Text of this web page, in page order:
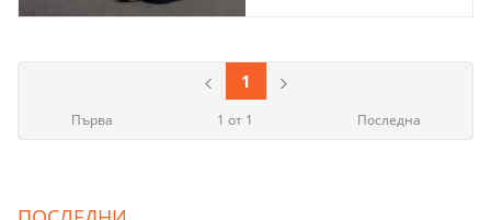
1 от 1 Последна
1
Първа